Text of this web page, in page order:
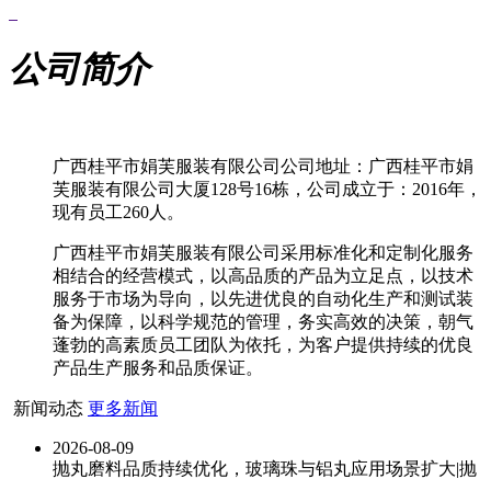
公司简介
广西桂平市娟芙服装有限公司公司地址：广西桂平市娟
芙服装有限公司大厦128号16栋，公司成立于：2016年，
现有员工260人。
广西桂平市娟芙服装有限公司采用标准化和定制化服务
相结合的经营模式，以高品质的产品为立足点，以技术
服务于市场为导向，以先进优良的自动化生产和测试装
备为保障，以科学规范的管理，务实高效的决策，朝气
蓬勃的高素质员工团队为依托，为客户提供持续的优良
产品生产服务和品质保证。
新闻动态 更多新闻
2026-08-09
抛丸磨料品质持续优化，玻璃珠与铝丸应用场景扩大|抛